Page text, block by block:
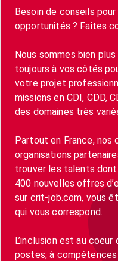
Besoin de conseils
opportunités ? Faites
Nous sommes bien plus
toujours à vos côtés
votre projet
missions en CDI, CDD,
des domaines très
Partout en France,
organisations
trouver les talents
400 nouvelles offres
sur crit-job.com, vous
qui vous correspond.
L’inclusion est au
postes, à